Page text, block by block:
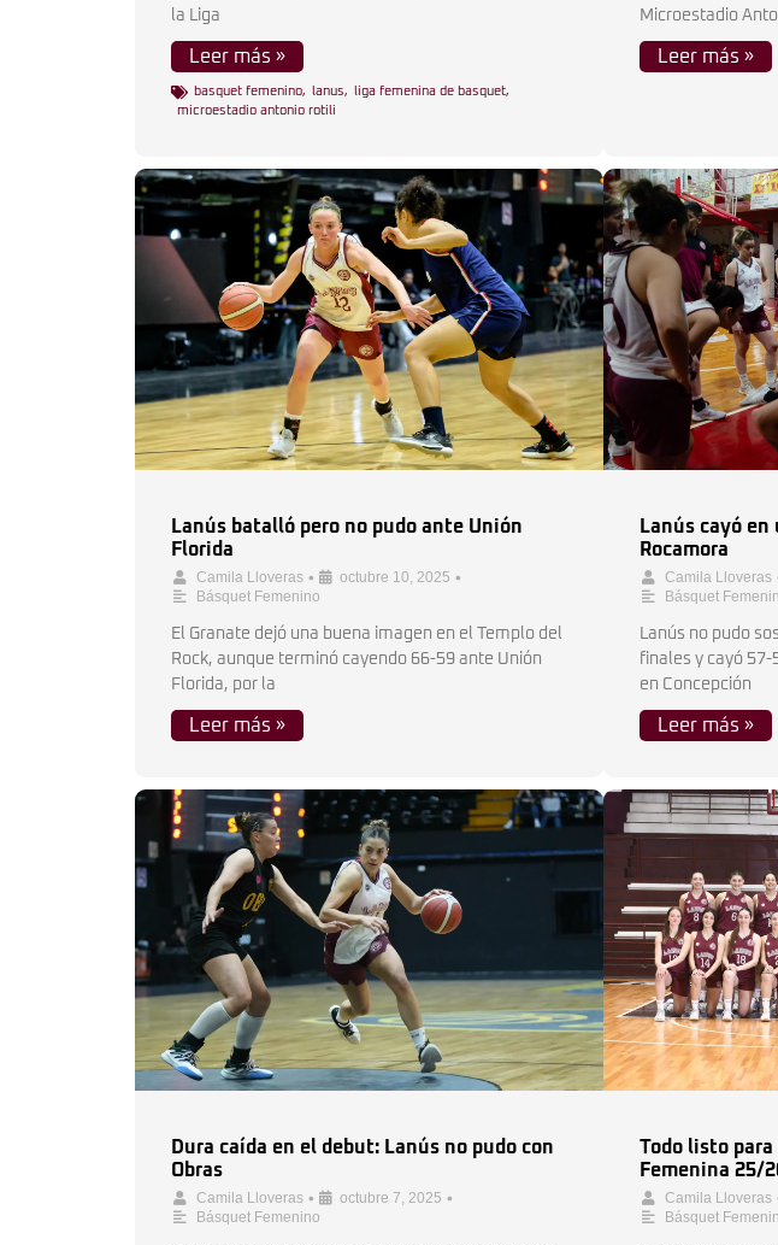
la Liga
Leer más »
basquet femenino, lanus, liga femenina de basquet,
microestadio antonio rotili
Microestadio
Leer más »
Lanús batalló pero no pudo ante Unión
Florida
Camila Lloveras • octubre 10, 2025 •
Básquet Femenino
El Granate dejó una buena imagen en el Templo del
Rock, aunque terminó cayendo 66-59 ante Unión
Florida, por la
Leer más »
Lanús cayó
Rocamora
Camila Lloveras
Básquet
Lanús no pudo
finales y cayó
en Concepción
Leer más »
Dura caída en el debut: Lanús no pudo con
Obras
Camila Lloveras • octubre 7, 2025 •
Básquet Femenino
Todo listo
Femenina 25/
Camila Lloveras
Básquet